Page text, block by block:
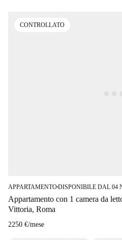
CONTROLLATO
APPARTAMENTO■DISPONIBILE DAL 04
Appartamento con 1 camera da
Vittoria, Roma
2250 €/mese